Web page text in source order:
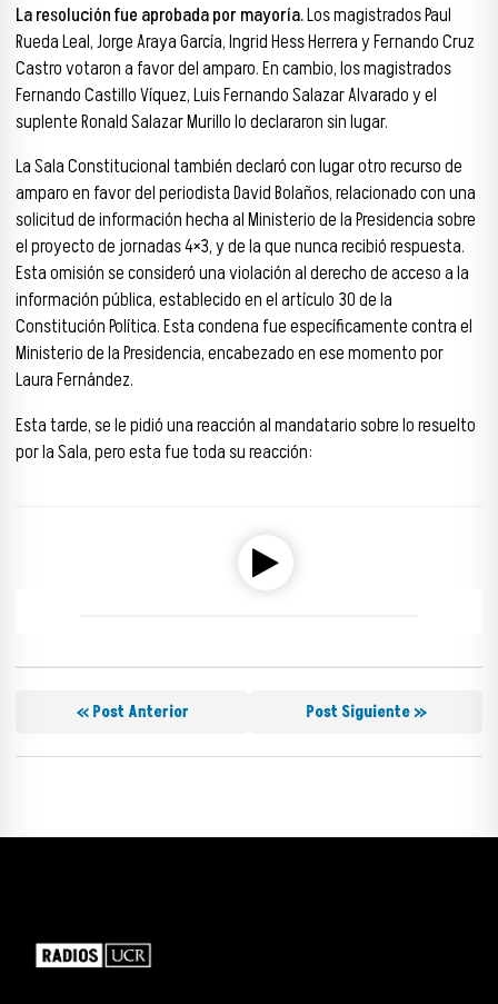
La resolución fue aprobada por mayoría.Los magistrados Paul
Rueda Leal, Jorge Araya García, Ingrid Hess Herrera y Fernando Cruz
Castro votaron a favor del amparo. En cambio, los magistrados
Fernando Castillo Víquez, Luis Fernando Salazar Alvarado y el
suplente Ronald Salazar Murillo lo declararon sin lugar.
La Sala Constitucional también declaró con lugar otro recurso de
amparo en favor del periodista David Bolaños, relacionado con una
solicitud de información hecha al Ministerio de la Presidencia sobre
el proyecto de jornadas 4×3, y de la que nunca recibió respuesta.
Esta omisión se consideró una violación al derecho de acceso a la
información pública, establecido en el artículo 30 de la
Constitución Política. Esta condena fue específicamente contra el
Ministerio de la Presidencia, encabezado en ese momento por
Laura Fernández.
Esta tarde, se le pidió una reacción al mandatario sobre lo resuelto
por la Sala, pero esta fue toda su reacción:
« Post Anterior Post Siguiente »